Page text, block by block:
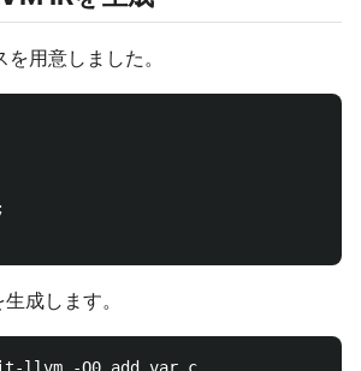
用意しました。
;
成します。